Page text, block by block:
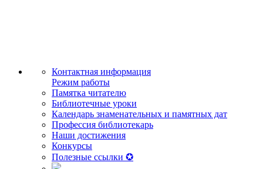
Контактная информация
Режим работы
Памятка читателю
Библиотечные уроки
Календарь знаменательных и памятных дат
Профессия библиотекарь
Наши достижения
Конкурсы
Полезные ссылки ✪